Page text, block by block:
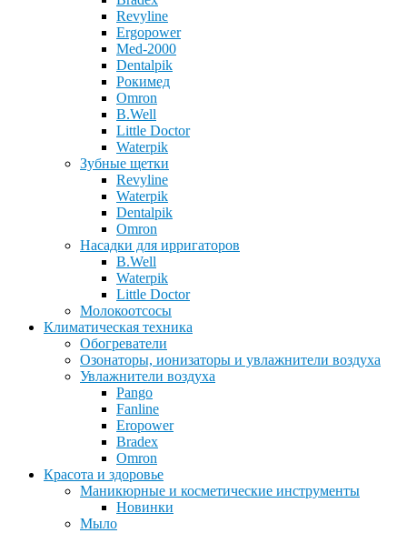
Revyline
Ergopower
Med-2000
Dentalpik
Рокимед
Omron
B.Well
Little Doctor
Waterpik
Зубные щетки
Revyline
Waterpik
Dentalpik
Omron
Насадки для ирригаторов
B.Well
Waterpik
Little Doctor
Молокоотсосы
Климатическая техника
Обогреватели
Озонаторы, ионизаторы и увлажнители воздуха
Увлажнители воздуха
Pango
Fanline
Eropower
Bradex
Omron
Красота и здоровье
Маникюрные и косметические инструменты
Новинки
Мыло